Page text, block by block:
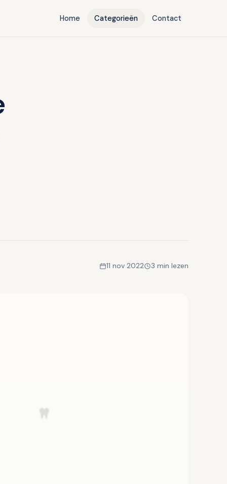
Home Categorieën Contact
11 nov 2022 3 min lezen